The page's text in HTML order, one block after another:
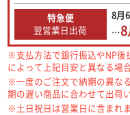
特急便
翌営業日出荷
8月
…
※支払方法で銀行振込やNP後
によって上記目安と異なる場
※一度のご注文で納期の異な
期の遅い商品に合わせて出荷
※土日祝日は営業日に含まれま